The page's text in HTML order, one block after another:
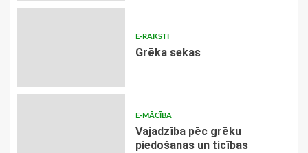
E-RAKSTI
Grēka sekas
E-MĀCĪBA
Vajadzība pēc grēku
piedošanas un ticības